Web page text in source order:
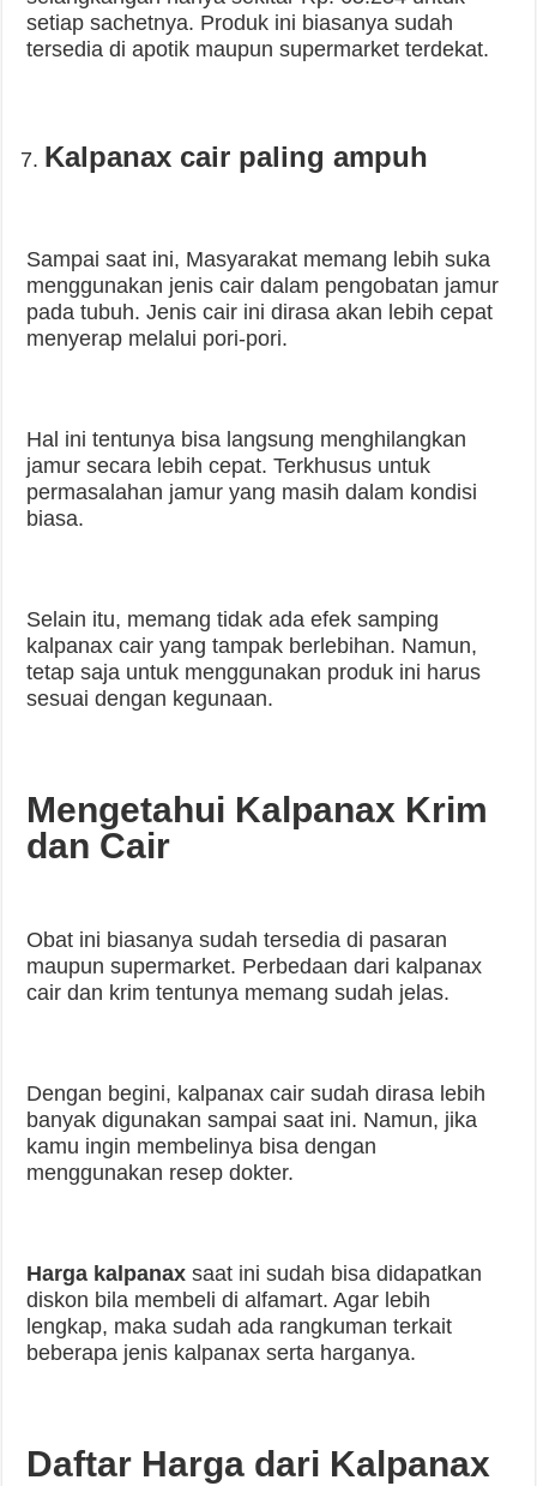
setiap sachetnya. Produk ini biasanya sudah
tersedia di apotik maupun supermarket terdekat.
Kalpanax cair paling ampuh
Sampai saat ini, Masyarakat memang lebih suka
menggunakan jenis cair dalam pengobatan jamur
pada tubuh. Jenis cair ini dirasa akan lebih cepat
menyerap melalui pori-pori.
Hal ini tentunya bisa langsung menghilangkan
jamur secara lebih cepat. Terkhusus untuk
permasalahan jamur yang masih dalam kondisi
biasa.
Selain itu, memang tidak ada efek samping
kalpanax cair yang tampak berlebihan. Namun,
tetap saja untuk menggunakan produk ini harus
sesuai dengan kegunaan.
Mengetahui Kalpanax Krim
dan Cair
Obat ini biasanya sudah tersedia di pasaran
maupun supermarket. Perbedaan dari kalpanax
cair dan krim tentunya memang sudah jelas.
Dengan begini, kalpanax cair sudah dirasa lebih
banyak digunakan sampai saat ini. Namun, jika
kamu ingin membelinya bisa dengan
menggunakan resep dokter.
Harga kalpanax saat ini sudah bisa didapatkan
diskon bila membeli di alfamart. Agar lebih
lengkap, maka sudah ada rangkuman terkait
beberapa jenis kalpanax serta harganya.
Daftar Harga dari Kalpanax